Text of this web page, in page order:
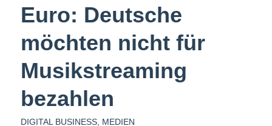
Euro: Deutsche
möchten nicht für
Musikstreaming
bezahlen
DIGITAL BUSINESS, MEDIEN